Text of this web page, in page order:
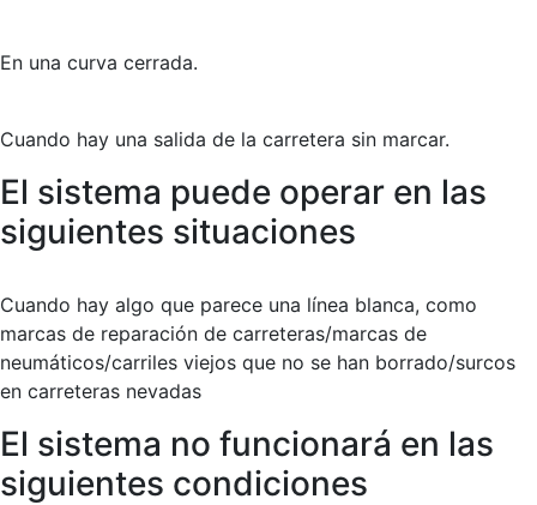
En una curva cerrada.
Cuando hay una salida de la carretera sin marcar.
El sistema puede operar en las
siguientes situaciones
Cuando hay algo que parece una línea blanca, como
marcas de reparación de carreteras/marcas de
neumáticos/carriles viejos que no se han borrado/surcos
en carreteras nevadas
El sistema no funcionará en las
siguientes condiciones